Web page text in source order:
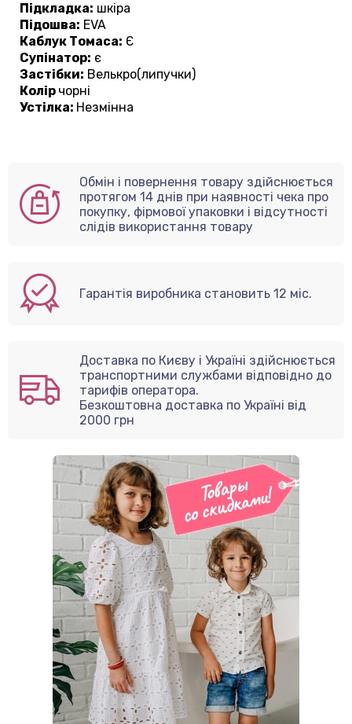
Підкладка: шкіра
Підошва: EVA
Каблук Томаса: Є
Супінатор: є
Застібки: Велькро(липучки)
Колір чорні
Устілка: Незмінна
Обмін і повернення товару здійснюється
протягом 14 днів при наявності чека про
покупку, фірмової упаковки і відсутності
слідів використання товару
Гарантія виробника становить 12 міс.
Доставка по Києву і Україні здійснюється
транспортними службами відповідно до
тарифів оператора.
Безкоштовна доставка по Україні від
2000 грн